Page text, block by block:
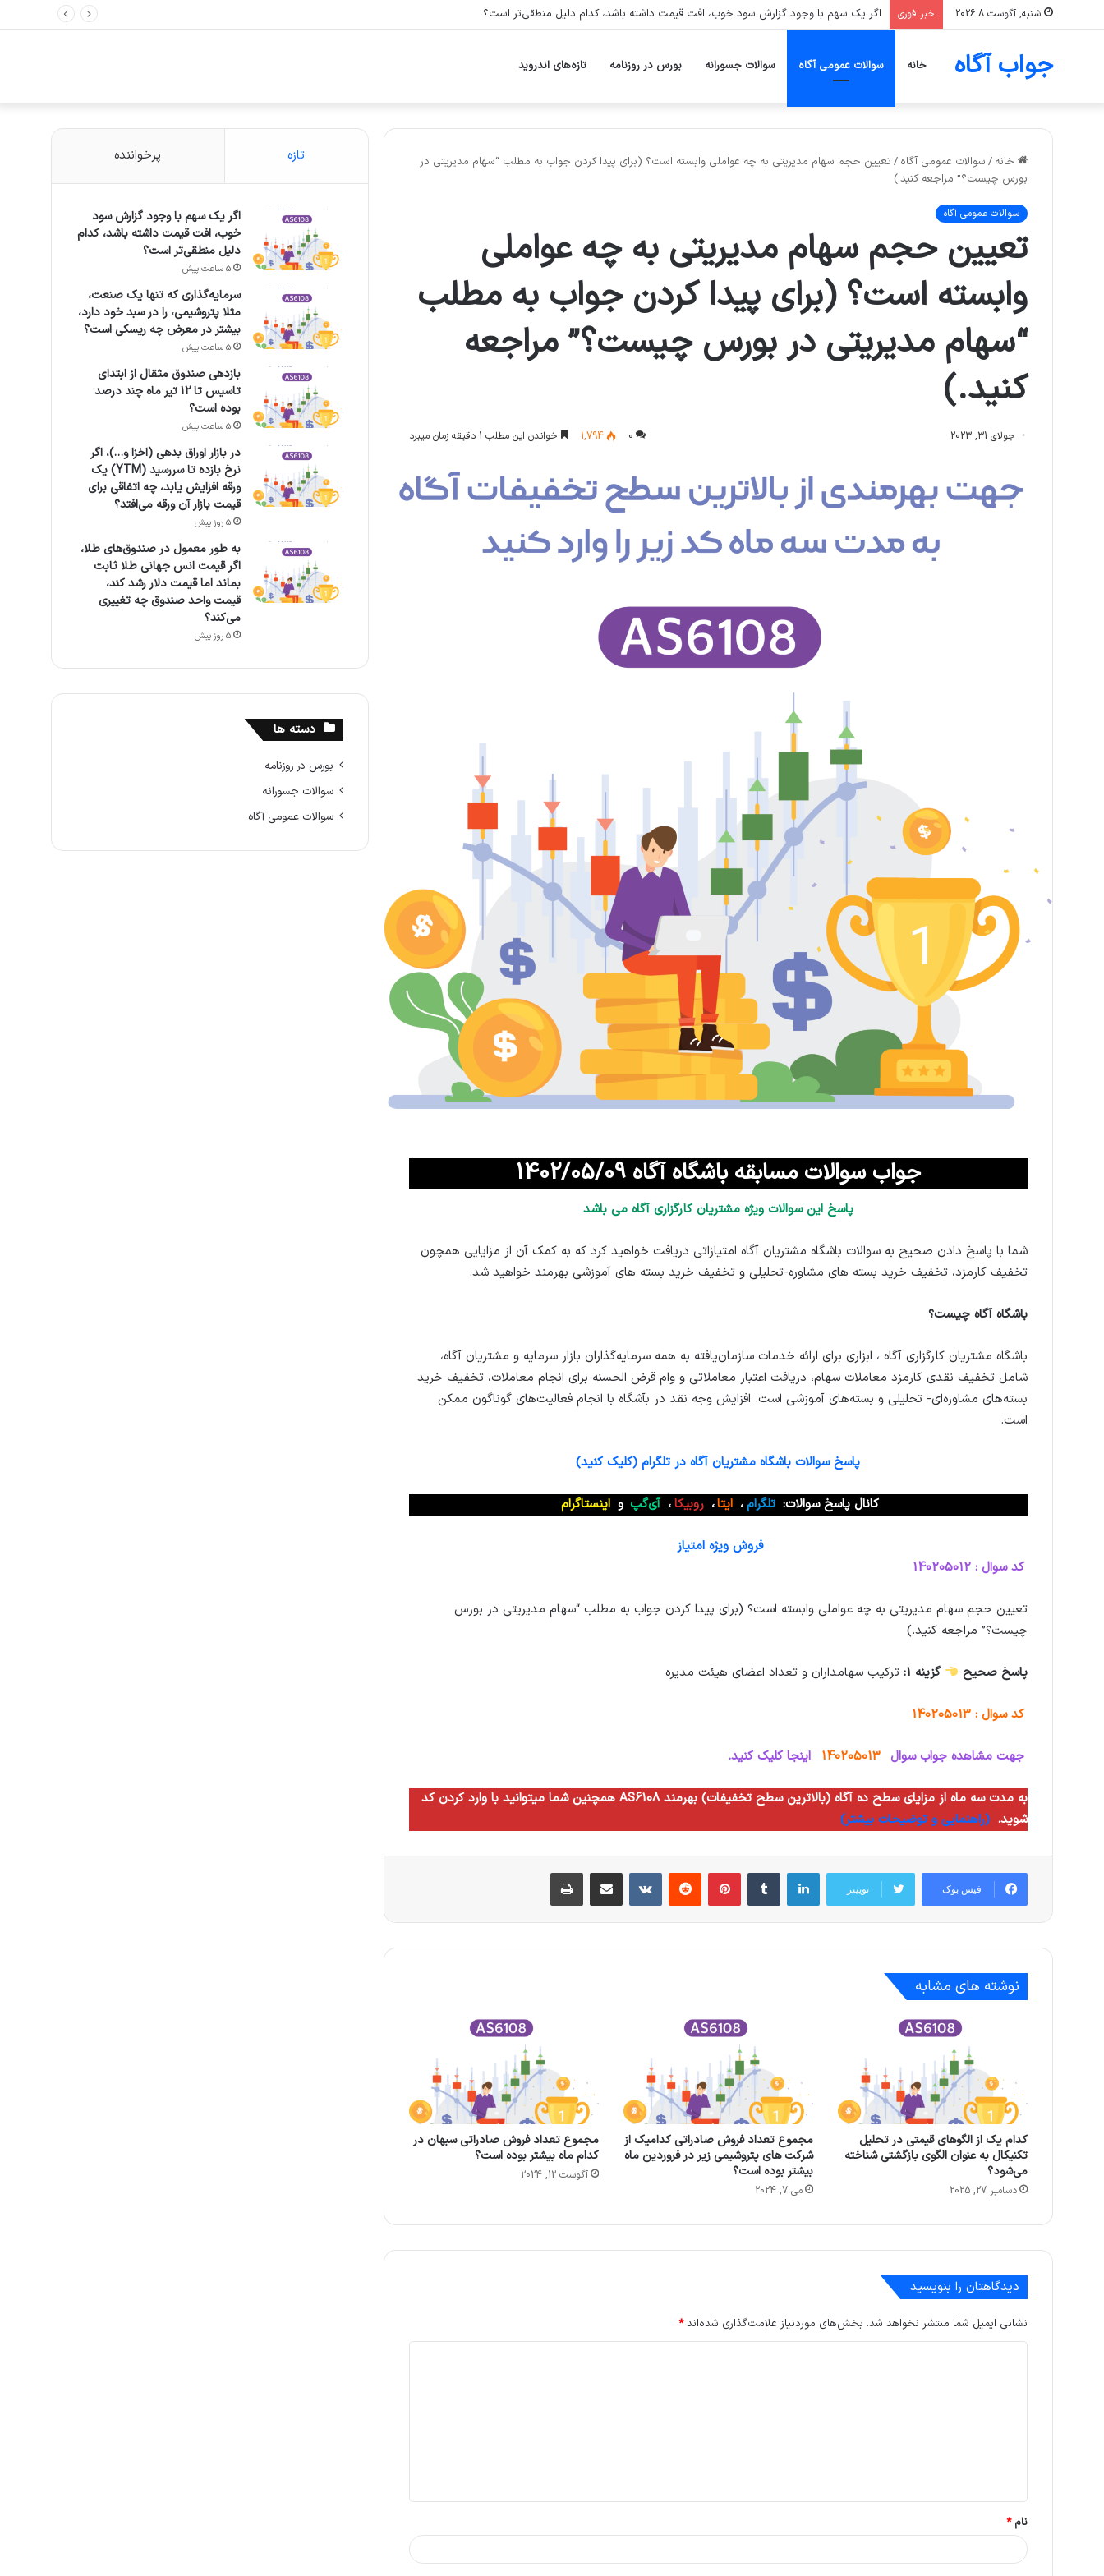
شنبه, آگوست 8 2026 خبر فوری سرمایه‌گذاری که تنها یک صنعت، مثلا پتروشیمی، را در سبد خود دارد، بیشتر در معرض چه ریسکی است؟
جواب آگاه خانه سوالات عمومی آگاه سوالات جسورانه بورس در روزنامه تازه‌های اندروید
خانه / سوالات عمومی آگاه / تعیین حجم سهام مدیریتی به چه عواملی وابسته است؟ (برای پیدا کردن جواب به مطلب “سهام مدیریتی در
بورس چیست؟” مراجعه کنید.)
سوالات عمومی آگاه
تعیین حجم سهام مدیریتی به چه عواملی
وابسته است؟ (برای پیدا کردن جواب به مطلب
“سهام مدیریتی در بورس چیست؟” مراجعه
کنید.)
جولای 31, 2023 0
1,794 خواندن این مطلب 1 دقیقه زمان میبرد
جواب سوالات مسابقه باشگاه آگاه 1402/05/09
پاسخ این سوالات ویژه مشتریان کارگزاری آگاه می باشد
شما با پاسخ دادن صحیح به سوالات باشگاه مشتریان آگاه امتیازاتی دریافت خواهید کرد که به کمک آن از مزایایی همچون
تخفیف کارمزد، تخفیف خرید بسته های مشاوره-تحلیلی و تخفیف خرید بسته های آموزشی بهرمند خواهید شد.
باشگاه آگاه چیست؟
باشگاه مشتریان کارگزاری آگاه ، ابزاری برای ارائه خدمات سازمان‌یافته به همه سرمایه‌گذاران بازار سرمایه و مشتریان آگاه،
شامل تخفیف نقدی کارمزد معاملات سهام، دریافت اعتبار معاملاتی و وام قرض الحسنه برای انجام معاملات، تخفیف خرید
بسته‌های مشاوره‌ای- تحلیلی و بسته‌های آموزشی است. افزایش وجه نقد در بآشگاه با انجام فعالیت‌های گوناگون ممکن
است.
پاسخ سوالات باشگاه مشتریان آگاه در تلگرام (کلیک کنید)
کانال پاسخ سوالات: تلگرام، ایتا، روبیکا، آی‌گپ و اینستاگرام
فروش ویژه امتیاز
کد سوال : 140205012
تعیین حجم سهام مدیریتی به چه عواملی وابسته است؟ (برای پیدا کردن جواب به مطلب “سهام مدیریتی در بورس
چیست؟” مراجعه کنید.)
پاسخ صحیح گزینه 1: ترکیب سهامداران و تعداد اعضای هیئت مدیره
کد سوال : 140205013
جهت مشاهده جواب سوال 140205013 اینجا کلیک کنید.
همچنین شما میتوانید با وارد کردن کد AS6108 به مدت سه ماه از مزایای سطح ده آگاه (بالاترین سطح تخفیفات) بهرمند
شوید. (راهنمایی و توضیحات بیشتر)
فیس بوک توییتر
لینکدین ‫تامبلر ‫پین‌ترست‫رددیت ‫VKontakteاشتراک گذاری از طریق ایمیل چاپ
نوشته های مشابه
کدام یک از الگوهای قیمتی در تحلیل
تکنیکال به عنوان الگوی بازگشتی شناخته
می‌شود؟
دسامبر 27, 2025
مجموع تعداد فروش صادراتی کدامیک از
شرکت های پتروشیمی زیر در فروردین ماه
بیشتر بوده است؟
می 7, 2024
مجموع تعداد فروش صادراتی سبهان در
کدام ماه بیشتر بوده است؟
آگوست 12, 2024
دیدگاهتان را بنویسید
نشانی ایمیل شما منتشر نخواهد شد. بخش‌های موردنیاز علامت‌گذاری شده‌اند*
*
نام*
تازه پرخواننده
اگر یک سهم با وجود گزارش سود
خوب، افت قیمت داشته باشد، کدام
دلیل منطقی‌تر است؟
5 ساعت پیش
سرمایه‌گذاری که تنها یک صنعت،
مثلا پتروشیمی، را در سبد خود دارد،
بیشتر در معرض چه ریسکی است؟
5 ساعت پیش
بازدهی صندوق مثقال از ابتدای
تاسیس تا ۱۲ تیر ماه چند درصد
بوده است؟
5 ساعت پیش
در بازار اوراق بدهی (اخزا و…)، اگر
نرخ بازده تا سررسید (YTM) یک
ورقه افزایش یابد، چه اتفاقی برای
قیمت بازار آن ورقه می‌افتد؟
5 روز پیش
به طور معمول در صندوق‌های طلا،
اگر قیمت انس جهانی طلا ثابت
بماند اما قیمت دلار رشد کند،
قیمت واحد صندوق چه تغییری
می‌کند؟
5 روز پیش
دسته ها
بورس در روزنامه
سوالات جسورانه
سوالات عمومی آگاه